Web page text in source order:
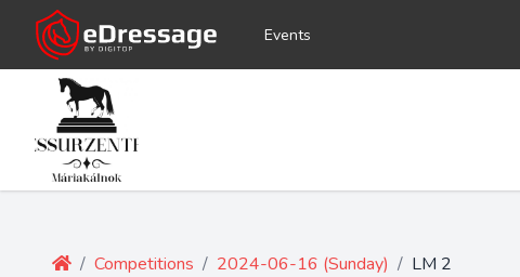
Events
/ Competitions / 2024-06-16 (Sunday) / LM 2